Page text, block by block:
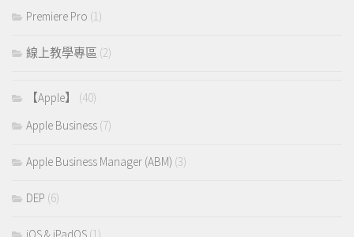
Premiere Pro (1)
線上教學專區 (2)
【Apple】
(40)
Apple Business (7)
Apple Business Manager (ABM) (3)
DEP (6)